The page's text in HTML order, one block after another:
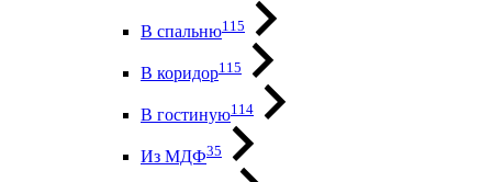
В спальню115
В коридор115
В гостиную114
Из МДФ35